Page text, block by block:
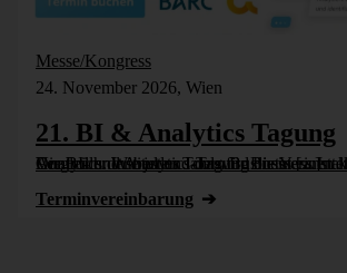
Messe/Kongress
24. November 2026, Wien
21. BI & Analytics Tagung
Die BI- und Analytics-Tagung bietet einen komprimierten Vergleich der besten Tools für Business Intelligence und Analytics. Wie jedes Jahr wird die Veranstaltung vom Controller Institut und dem Business [...]
Termin­vereinbarung